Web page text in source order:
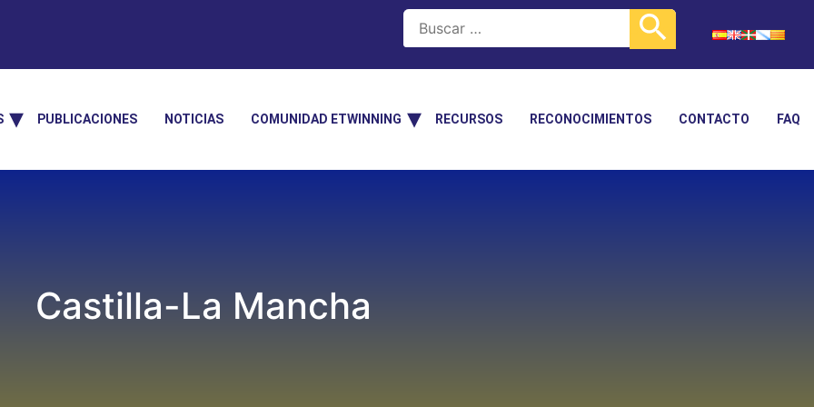
PUBLICACIONES NOTICIAS COMUNIDAD ETWINNING RECURSOS RECONOCIMIENTOS CONTACTO FAQ
Castilla-La Mancha